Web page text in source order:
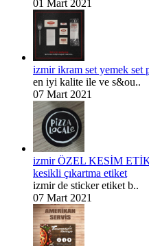
01 Mart 2021
izmir ikram set yemek set
en iyi kalite ile ve s&ou..
07 Mart 2021
izmir ÖZEL KESİM
kesikli çıkartma etiket
izmir de sticker etiket b..
07 Mart 2021